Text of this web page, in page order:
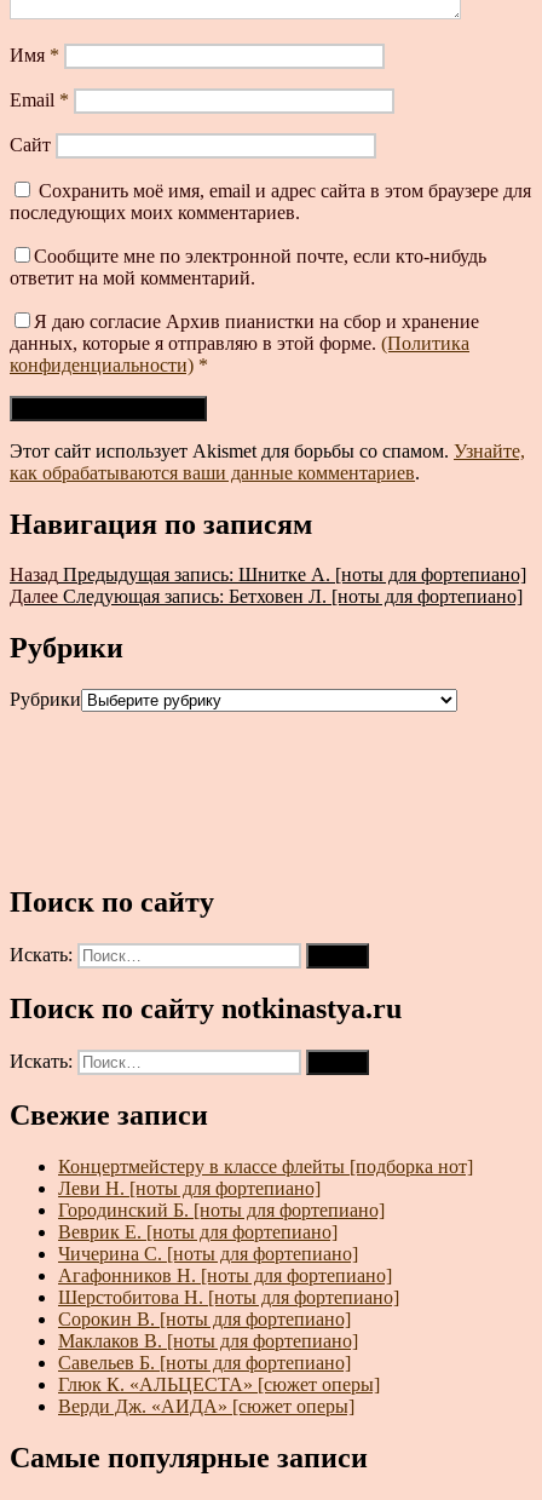
Имя *
Email *
Сайт
Сохранить моё имя, email и адрес сайта в этом браузере для
последующих моих комментариев.
Сообщите мне по электронной почте, если кто-нибудь
ответит на мой комментарий.
Я даю согласие Архив пианистки на сбор и хранение
данных, которые я отправляю в этой форме. (Политика
конфиденциальности) *
Этот сайт использует Akismet для борьбы со спамом. Узнайте,
как обрабатываются ваши данные комментариев.
Навигация по записям
Назад Предыдущая запись: Шнитке А. [ноты для фортепиано]
Далее Следующая запись: Бетховен Л. [ноты для фортепиано]
Рубрики
Рубрики
Поиск по сайту
Искать:
Поиск по сайту notkinastya.ru
Искать:
Свежие записи
Концертмейстеру в классе флейты [подборка нот]
Леви Н. [ноты для фортепиано]
Городинский Б. [ноты для фортепиано]
Веврик Е. [ноты для фортепиано]
Чичерина С. [ноты для фортепиано]
Агафонников Н. [ноты для фортепиано]
Шерстобитова Н. [ноты для фортепиано]
Сорокин В. [ноты для фортепиано]
Маклаков В. [ноты для фортепиано]
Савельев Б. [ноты для фортепиано]
Глюк К. «АЛЬЦЕСТА» [сюжет оперы]
Верди Дж. «АИДА» [сюжет оперы]
Самые популярные записи